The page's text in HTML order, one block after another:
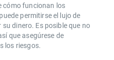
cómo funcionan los
permitirse el lujo de
dinero. Es posible que no
que asegúrese de
los riesgos.